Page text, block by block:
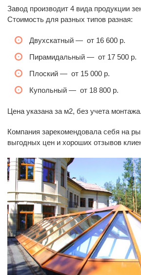
Завод производит 4 вида продукции
Стоимость для разных типов разная:
Двухскатный — от 16 600 р.
Пирамидальный — от 17 500 р.
Плоский — от 15 000 р.
Купольный — от 18 800 р.
Цена указана за м2, без учета монтажа.
Компания зарекомендовала себя на
выгодных цен и хороших отзывов